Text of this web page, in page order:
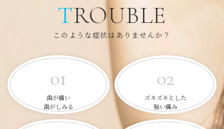
TROUBLE
このような症状はありませんか？
01
歯が痛い
歯がしみる
02
ズキズキとした
強い痛み